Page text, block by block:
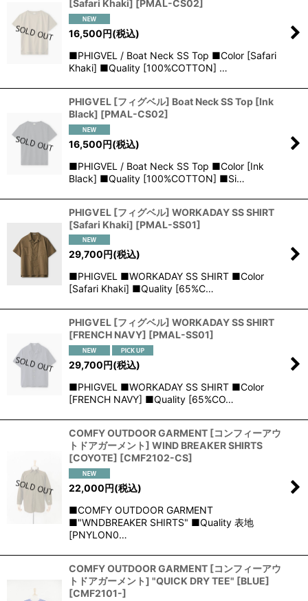
[Safari Khaki] [PMAL-CS02]
16,500円(税込)
■PHIGVEL / Boat Neck SS Top ■Color [Safari
Khaki] ■Quality [100%COTTON] …
PHIGVEL [フィグベル] Boat Neck SS Top [Ink
Black] [PMAL-CS02]
16,500円(税込)
■PHIGVEL / Boat Neck SS Top ■Color [Ink
Black] ■Quality [100%COTTON] ■Si…
PHIGVEL [フィグベル] WORKADAY SS SHIRT
[Safari Khaki] [PMAL-SS01]
29,700円(税込)
■PHIGVEL ■WORKADAY SS SHIRT ■Color
[Safari Khaki] ■Quality [65%C…
PHIGVEL [フィグベル] WORKADAY SS SHIRT
[FRENCH NAVY] [PMAL-SS01]
29,700円(税込)
■PHIGVEL ■WORKADAY SS SHIRT ■Color
[FRENCH NAVY] ■Quality [65%CO…
COMFY OUTDOOR GARMENT [コンフィーアウ
トドアガーメント] WIND BREAKER SHIRTS
[COYOTE] [CMF2102-CS]
22,000円(税込)
■COMFY OUTDOOR GARMENT
■"WNDBREAKER SHIRTS" ■Quality 表地
[PNYLON0…
COMFY OUTDOOR GARMENT [コンフィーアウ
トドアガーメント] "QUICK DRY TEE" [BLUE]
[CMF2101-]